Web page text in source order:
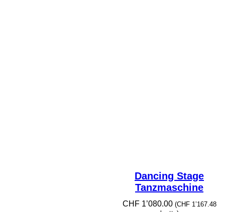
Dancing Stage
Tanzmaschine
CHF1’080.00 (CHF1’167.48